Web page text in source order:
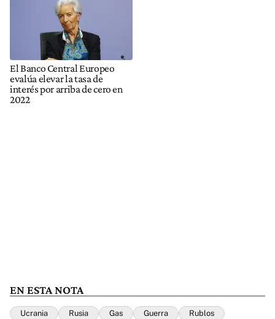
El Banco Central Europeo
evalúa elevar la tasa de
interés por arriba de cero en
2022
EN ESTA NOTA
Ucrania Rusia Gas Guerra Rublos